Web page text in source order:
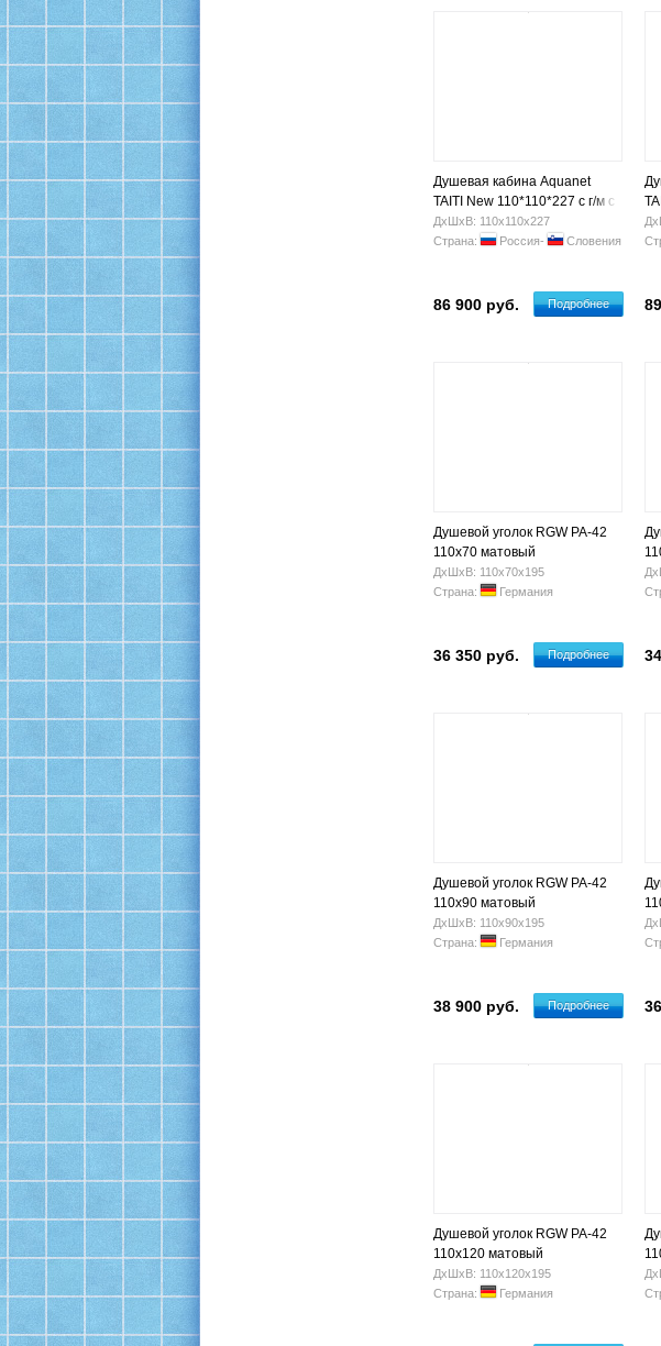
Душевая кабина Aquanet
TAITI New 110*110*227 с г/м с
паром без н/м ст. прозр.
ДхШхВ: 110х110х227
Страна:
Россия- Словения
86 900 руб. Подробнее
Душевой уголок RGW PA-42
110x70 матовый
ДхШхВ: 110х70х195
Страна:
Германия
36 350 руб. Подробнее
Душевой уголок RGW PA-42
110x90 матовый
ДхШхВ: 110х90х195
Страна:
Германия
38 900 руб. Подробнее
Душевой уголок RGW PA-42
110x120 матовый
ДхШхВ: 110х120х195
Страна:
Германия